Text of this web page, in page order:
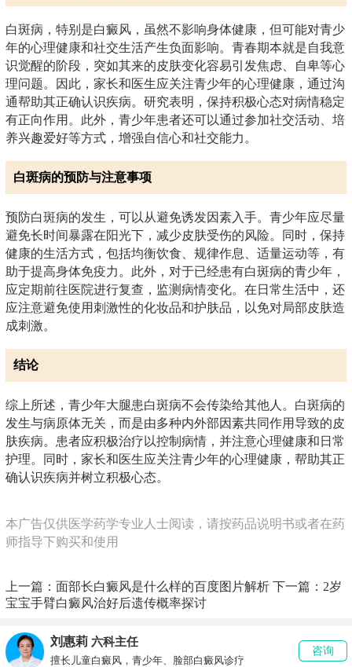
白斑病，特别是白癜风，虽然不影响身体健康，但可能对青少
年的心理健康和社交生活产生负面影响。青春期本就是自我意
识觉醒的阶段，突如其来的皮肤变化容易引发焦虑、自卑等心
理问题。因此，家长和医生应关注青少年的心理健康，通过沟
通帮助其正确认识疾病。研究表明，保持积极心态对病情稳定
有正向作用。此外，青少年患者还可以通过参加社交活动、培
养兴趣爱好等方式，增强自信心和社交能力。
白斑病的预防与注意事项
预防白斑病的发生，可以从避免诱发因素入手。青少年应尽量
避免长时间暴露在阳光下，减少皮肤受伤的风险。同时，保持
健康的生活方式，包括均衡饮食、规律作息、适量运动等，有
助于提高身体免疫力。此外，对于已经患有白斑病的青少年，
应定期前往医院进行复查，监测病情变化。在日常生活中，还
应注意避免使用刺激性的化妆品和护肤品，以免对局部皮肤造
成刺激。
结论
综上所述，青少年大腿患白斑病不会传染给其他人。白斑病的
发生与病原体无关，而是由多种内外部因素共同作用导致的皮
肤疾病。患者应积极治疗以控制病情，并注意心理健康和日常
护理。同时，家长和医生应关注青少年的心理健康，帮助其正
确认识疾病并树立积极心态。
本广告仅供医学药学专业人士阅读，请按药品说明书或者在药
师指导下购买和使用
上一篇： 面部长白癜风是什么样的百度图片解析 下一篇： 2岁
宝宝手臂白癜风治好后遗传概率探讨
刘惠莉 六科主任
擅长儿童白癜风，青少年、脸部白癜风诊疗
咨询